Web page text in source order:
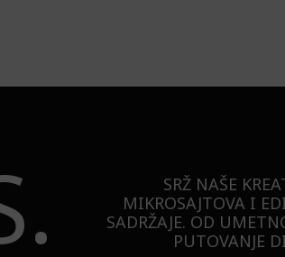
SRŽ NAŠE
MIKROSAJTOVA I
SADRŽAJE. OD
PUTOVANJE